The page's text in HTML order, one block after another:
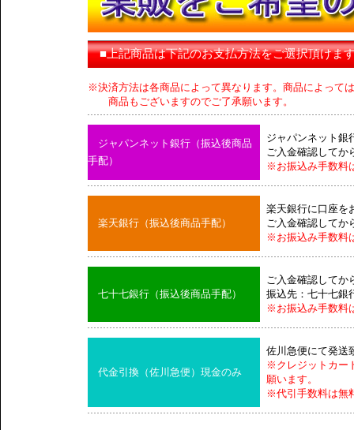
■上記商品は下記のお支払方法をご選択頂けま
※決済方法は各商品によって異なります。商品によって
商品もございますのでご了承願います。
ジャパンネット銀行（振込後商品
手配）
ジャパンネット銀
ご入金確認してか
※お振込み手数料
楽天銀行（振込後商品手配）
楽天銀行に口座を
ご入金確認してか
※お振込み手数料
七十七銀行（振込後商品手配）
ご入金確認してか
振込先：七十七銀
※お振込み手数料
代金引換（佐川急便）現金のみ
佐川急便にて発送
※クレジットカー
願います。
※代引手数料は無